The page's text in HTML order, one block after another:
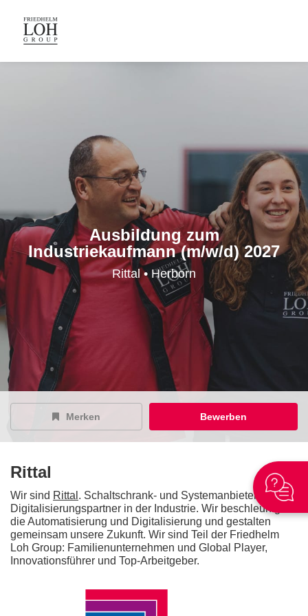
Ausbildung zum
Industriekaufmann (m/w/d) 2027
Rittal • Herborn
Merken Bewerben
Rittal
Wir sind Rittal . Schaltschrank- und Systemanbieter und
Digitalisierungspartner in der Industrie. Wir beschleunigen
die Automatisierung und Digitalisierung und gestalten
gemeinsam unsere Zukunft. Wir sind Teil der Friedhelm
Loh Group: Familienunternehmen und Global Player,
Innovationsführer und Top-Arbeitgeber.